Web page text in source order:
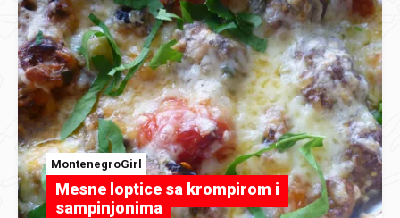
MontenegroGirl
Mesne loptice sa krompirom i
sampinjonima